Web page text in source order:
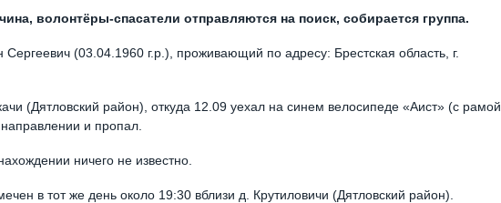
волонтёры-спасатели отправляются на поиск, собирается группа.
(03.04.1960 г.р.), проживающий по адресу: Брестская область, г.
(Дятловский район), откуда 12.09 уехал на синем велосипеде «Аист» (с рамой
и пропал.
ничего не известно.
в тот же день около 19:30 вблизи д. Крутиловичи (Дятловский район).